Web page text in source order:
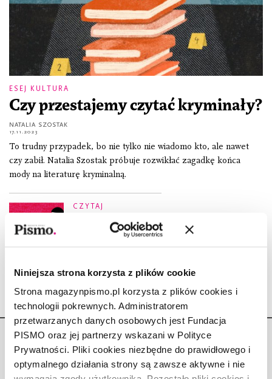
Niniejsza strona korzysta z plików cookie
Strona magazynpismo.pl korzysta z plików cookies i
technologii pokrewnych. Administratorem
przetwarzanych danych osobowych jest Fundacja
PISMO oraz jej partnerzy wskazani w Polityce
Prywatności. Pliki cookies niezbędne do prawidłowego i
optymalnego działania strony są zawsze aktywne i nie
ESEJ KULTURA
Czy przestajemy czytać kryminały?
NATALIA SZOSTAK
17.11.2023
To trudny przypadek, bo nie tylko nie wiadomo kto, ale nawet
czy zabił. Natalia Szostak próbuje rozwikłać zagadkę końca
mody na literaturę kryminalną.
CZYTAJ
Alicja. Fragment książki
„Zguba”